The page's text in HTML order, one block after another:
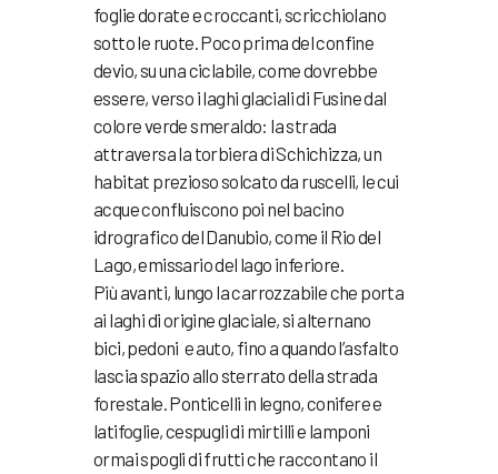
foglie dorate e croccanti, scricchiolano
sotto le ruote. Poco prima del confine
devio, su una ciclabile, come dovrebbe
essere, verso i laghi glaciali di Fusine dal
colore verde smeraldo: la strada
attraversa la torbiera di Schichizza, un
habitat prezioso solcato da ruscelli, le cui
acque confluiscono poi nel bacino
idrografico del Danubio, come il Rio del
Lago, emissario del lago inferiore.
Più avanti, lungo la carrozzabile che porta
ai laghi di origine glaciale, si alternano
bici, pedoni e auto, fino a quando l’asfalto
lascia spazio allo sterrato della strada
forestale. Ponticelli in legno, conifere e
latifoglie, cespugli di mirtilli e lamponi
ormai spogli di frutti che raccontano il